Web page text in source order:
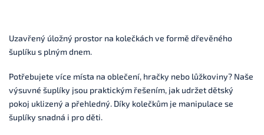
Uzavřený úložný prostor na kolečkách ve formě dřevěného
šuplíku s plným dnem.
Potřebujete více místa na oblečení, hračky nebo lůžkoviny? Naše
výsuvné šuplíky jsou praktickým řešením, jak udržet dětský
pokoj uklizený a přehledný. Díky kolečkům je manipulace se
šuplíky snadná i pro děti.